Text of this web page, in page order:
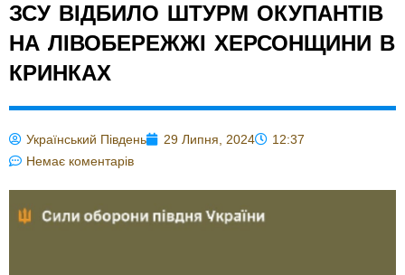
ЗСУ ВІДБИЛО ШТУРМ ОКУПАНТІВ
НА ЛІВОБЕРЕЖЖІ ХЕРСОНЩИНИ В
КРИНКАХ
Український Південь 29 Липня, 2024
12:37
Немає коментарів